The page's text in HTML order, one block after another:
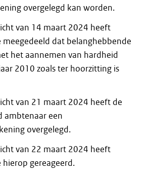
overgelegd kan worden.
van 14 maart 2024 heeft
meegedeeld dat belanghebbende
het aannemen van hardheid
2010 zoals ter hoorzitting is
van 21 maart 2024 heeft de
ambtenaar een
overgelegd.
van 22 maart 2024 heeft
hierop gereageerd.